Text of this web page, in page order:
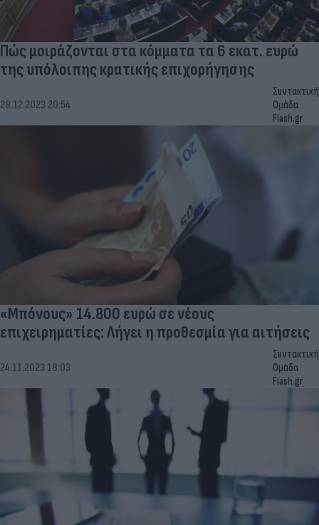
Πώς μοιράζονται στα κόμματα τα 6 εκατ. ευρώ
της υπόλοιπης κρατικής επιχορήγησης
28.12.2023 20:54
Συντακτική
Ομάδα
Flash.gr
«Μπόνους» 14.800 ευρώ σε νέους
επιχειρηματίες: Λήγει η προθεσμία για αιτήσεις
24.11.2023 18:03
Συντακτική
Ομάδα
Flash.gr